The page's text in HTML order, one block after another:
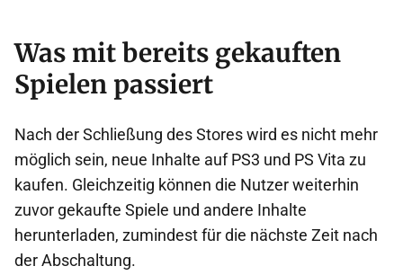
Was mit bereits gekauften
Spielen passiert
Nach der Schließung des Stores wird es nicht mehr
möglich sein, neue Inhalte auf PS3 und PS Vita zu
kaufen. Gleichzeitig können die Nutzer weiterhin
zuvor gekaufte Spiele und andere Inhalte
herunterladen, zumindest für die nächste Zeit nach
der Abschaltung.